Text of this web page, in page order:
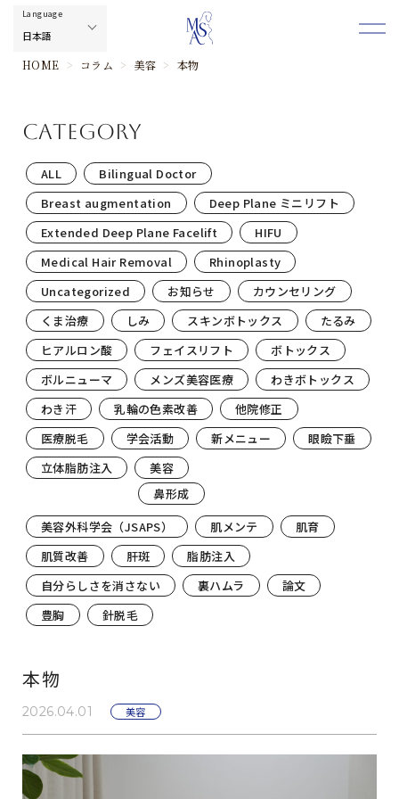
HOME > コラム > 美容 > 本物
category
ALL
Bilingual Doctor
Breast augmentation
Deep Plane ミニリフト
Extended Deep Plane Facelift
HIFU
Medical Hair Removal
Rhinoplasty
Uncategorized
お知らせ
カウンセリング
くま治療
しみ スキンボトックス
たるみ
ヒアルロン酸
フェイスリフト
ボトックス
ボルニューマ
メンズ美容医療
わきボトックス
わき汗
乳輪の色素改善
他院修正
医療脱毛
学会活動 新メニュー
眼瞼下垂
立体脂肪注入
美容
鼻形成
美容外科学会（JSAPS）
肌メンテ
肌育
肌質改善
肝斑
脂肪注入
自分らしさを消さない
裏ハムラ
論文
豊胸
針脱毛
本物
2026.04.01 美容